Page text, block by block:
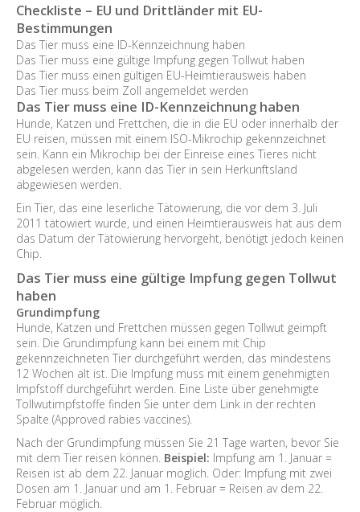
Checkliste – EU und Drittländer mit EU-
Bestimmungen
Das Tier muss eine ID-Kennzeichnung haben
Das Tier muss eine gültige Impfung gegen Tollwut haben
Das Tier muss einen gültigen EU-Heimtierausweis haben
Das Tier muss beim Zoll angemeldet werden
Das Tier muss eine ID-Kennzeichnung haben
Hunde, Katzen und Frettchen, die in die EU oder innerhalb der
EU reisen, müssen mit einem ISO-Mikrochip gekennzeichnet
sein. Kann ein Mikrochip bei der Einreise eines Tieres nicht
abgelesen werden, kann das Tier in sein Herkunftsland
abgewiesen werden.
Ein Tier, das eine leserliche Tätowierung, die vor dem 3. Juli
2011 tätowiert wurde, und einen Heimtierausweis hat aus dem
das Datum der Tätowierung hervorgeht, benötigt jedoch keinen
Chip.
Das Tier muss eine gültige Impfung gegen Tollwut
haben
Grundimpfung
Hunde, Katzen und Frettchen müssen gegen Tollwut geimpft
sein. Die Grundimpfung kann bei einem mit Chip
gekennzeichneten Tier durchgeführt werden, das mindestens
12 Wochen alt ist. Die Impfung muss mit einem genehmigten
Impfstoff durchgeführt werden. Eine Liste über genehmigte
Tollwutimpfstoffe finden Sie unter dem Link in der rechten
Spalte (Approved rabies vaccines).
Nach der Grundimpfung müssen Sie 21 Tage warten, bevor Sie
mit dem Tier reisen können. Beispiel: Impfung am 1. Januar =
Reisen ist ab dem 22. Januar möglich. Oder: Impfung mit zwei
Dosen am 1. Januar und am 1. Februar = Reisen av dem 22.
Februar möglich.